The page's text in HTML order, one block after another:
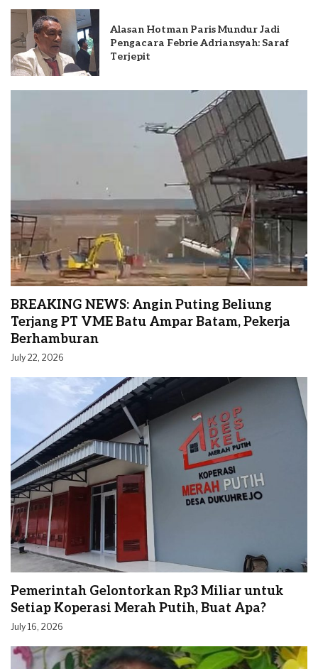
Alasan Hotman Paris Mundur Jadi
Pengacara Febrie Adriansyah: Saraf
Terjepit
BREAKING NEWS: Angin Puting Beliung
Terjang PT VME Batu Ampar Batam, Pekerja
Berhamburan
July 22, 2026
Pemerintah Gelontorkan Rp3 Miliar untuk
Setiap Koperasi Merah Putih, Buat Apa?
July 16, 2026